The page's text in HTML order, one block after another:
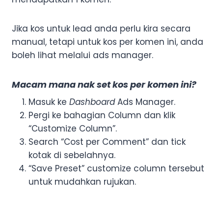
Jika kos untuk lead anda perlu kira secara
manual, tetapi untuk kos per komen ini, anda
boleh lihat melalui ads manager.
Macam mana nak set kos per komen ini?
Masuk ke DashboardAds Manager.
Pergi ke bahagian Column dan klik
“Customize Column”.
Search “Cost per Comment” dan tick
kotak di sebelahnya.
“Save Preset” customize column tersebut
untuk mudahkan rujukan.